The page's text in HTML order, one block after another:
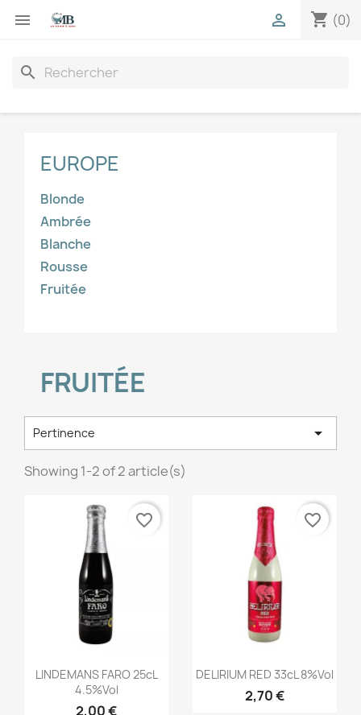
 shopping_cart (0)

search
EUROPE
Blonde
Ambrée
Blanche
Rousse
Fruitée
FRUITÉE
Pertinence 
Showing 1-2 of 2 article(s)
Aperçu rapide
LINDEMANS FARO 25cL
4.5%vol
2,00 €
favorite_border
Aperçu rapide
DELIRIUM RED 33cL 8%vol
2,70 €
favorite_border